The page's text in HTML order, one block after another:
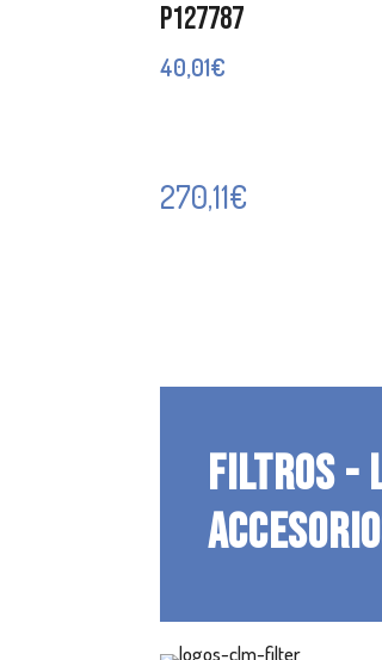
P127787
40,01€
270,11€
FILTROS -